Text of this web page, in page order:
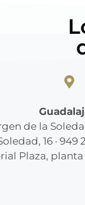
de la
16 ·
Plaza, planta